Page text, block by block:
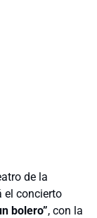
de la
el concierto
bolero”, con la